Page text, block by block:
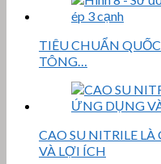
TIÊU CHUẨN
TÔNG…
CAO SU NITRILE
VÀ LỢI ÍCH